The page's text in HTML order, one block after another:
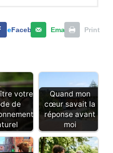
Facebook Email Print
votre
de
Quand mon
cœur savait la
réponse avant
moi